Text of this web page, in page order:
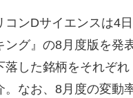
ンDサイエンスは4
ング』の8月度版を発
落した銘柄をそれぞ
。なお、8月度の変動